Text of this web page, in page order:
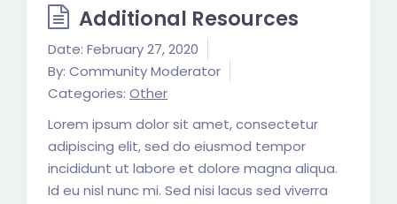
Additional Resources
Date: February 27, 2020
By: Community Moderator
Categories: Other
Lorem ipsum dolor sit amet, consectetur
adipiscing elit, sed do eiusmod tempor
incididunt ut labore et dolore magna aliqua.
Id eu nisl nunc mi. Sed nisi lacus sed viverra